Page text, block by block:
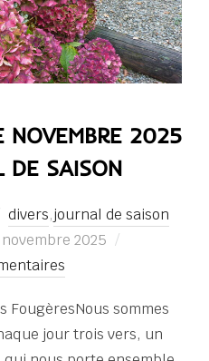
NOVEMBRE 2025
DE SAISON
divers,journal de saison
2025
FougèresNous sommes
jour trois vers, un